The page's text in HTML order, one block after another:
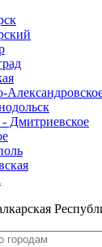
Дмитриевское